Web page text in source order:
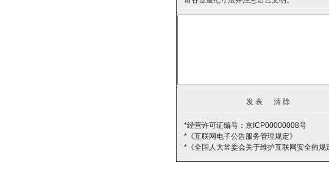
*经营许可证编号：京ICP00000008号
*《互联网电子公告服务管理规定》
*《全国人大常委会关于维护互联网安全的规